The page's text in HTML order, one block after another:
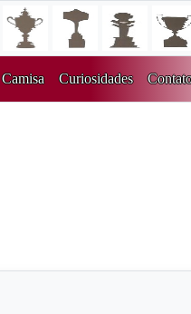
Camisa Curiosidades